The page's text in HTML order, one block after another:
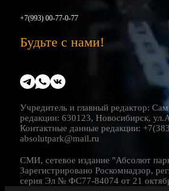
+7(993) 00-77-0-77
Будьте с нами!
Учредитель и главный редактор:
редакции: 630123, Новосибирск,
Контактные данные редакции:
absolutpark@mail.ru
СМИ, сетевое издание "Абсолют
Зарегистрировано Роскомнадзор,
серия Эл № ФС77-84074 от 21